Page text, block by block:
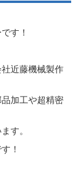
す！
近藤機械製作
加工や超精密
す。
！